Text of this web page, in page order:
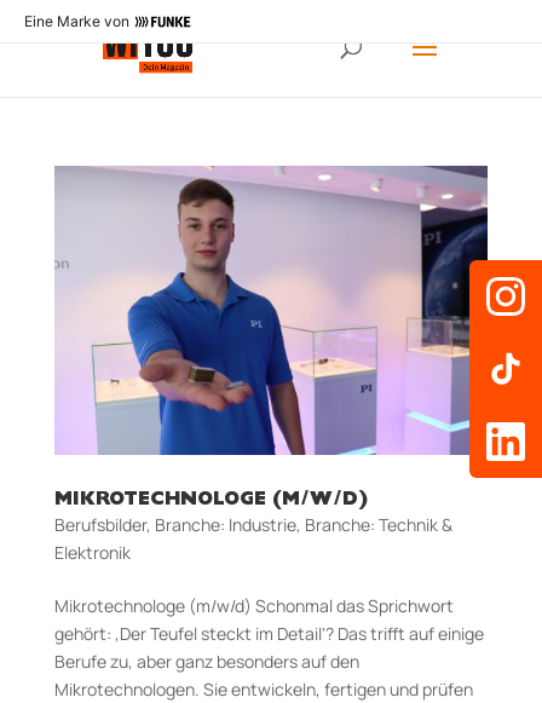
Eine Marke von
MIKROTECHNOLOGE (M/W/D)
Berufsbilder, Branche: Industrie, Branche: Technik &
Elektronik
Mikrotechnologe (m/w/d) Schonmal das Sprichwort
gehört: ‚Der Teufel steckt im Detail‘? Das trifft auf einige
Berufe zu, aber ganz besonders auf den
Mikrotechnologen. Sie entwickeln, fertigen und prüfen